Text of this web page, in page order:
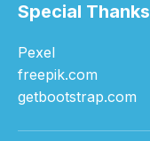
Special Thanks
Pexel
freepik.com
getbootstrap.com